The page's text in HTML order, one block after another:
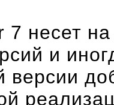
7 несет
и
версии